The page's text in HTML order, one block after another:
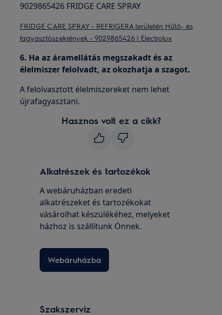
9029865426 FRIDGE CARE SPRAY
FRIDGE CARE SPRAY - REFRIGERA területén Hűtő- és
fagyasztószekrények - 9029865426 | Electrolux
6. Ha az áramellátás megszakadt és az
élelmiszer felolvadt, az okozhatja a szagot.
A felolvasztott élelmiszereket nem lehet
újrafagyasztani.
Hasznos volt ez a cikk?
Alkatrészek és tartozékok
A webáruházban eredeti
alkatrészeket és tartozékokat
vásárolhat készülékéhez, melyeket
házhoz is szállítunk Önnek.
Webáruházba
Szakszerviz